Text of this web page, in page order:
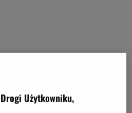
Użytkowniku,